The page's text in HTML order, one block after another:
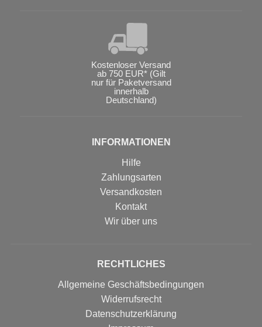
Kostenloser Versand
ab 750 EUR* (Gilt
nur für Paketversand
innerhalb
Deutschland)
INFORMATIONEN
Hilfe
Zahlungsarten
Versandkosten
Kontakt
Wir über uns
RECHTLICHES
Allgemeine Geschäftsbedingungen
Widerrufsrecht
Datenschutzerklärung